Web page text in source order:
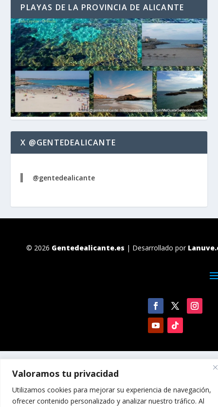
Valoramos tu privacidad
Utilizamos cookies para mejorar su experiencia de navegación,
ofrecer contenido personalizado y analizar nuestro tráfico. Al
PLAYAS DE LA PROVINCIA DE ALICANTE
X @GENTEDEALICANTE
@gentedealicante
© 2026 Gentedealicante.es | Desarrollado por